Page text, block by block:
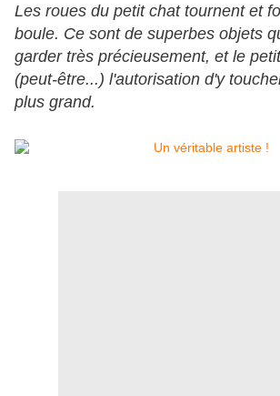
Les roues du petit chat tournent et
boule. Ce sont de superbes objets
garder très précieusement, et le
(peut-être...) l'autorisation d'y
plus grand.